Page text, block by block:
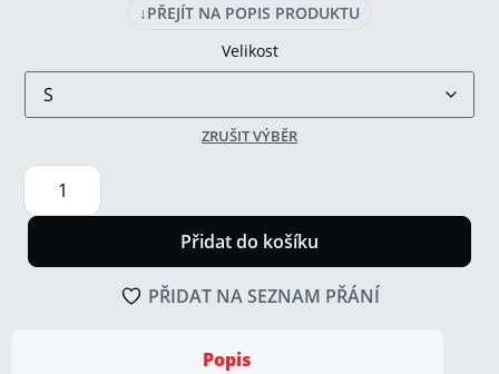
↓PŘEJÍT NA POPIS PRODUKTU
Velikost
ZRUŠIT VÝBĚR
Přidat do košíku
PŘIDAT NA SEZNAM PŘÁNÍ
Popis